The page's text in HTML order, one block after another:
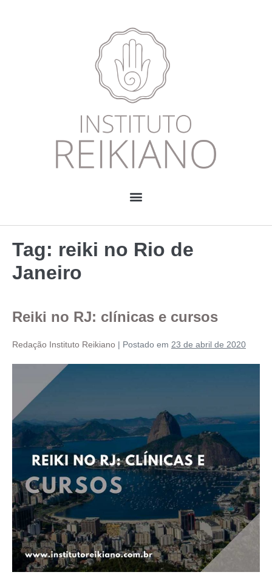
Tag: reiki no Rio de
Janeiro
Reiki no RJ: clínicas e cursos
Redação Instituto Reikiano | Postado em 23 de abril de 2020